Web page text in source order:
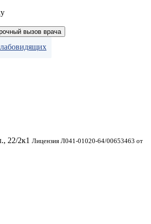
вызов врача
22/2к1 Лицензия Л041-01020-64/00653463 от